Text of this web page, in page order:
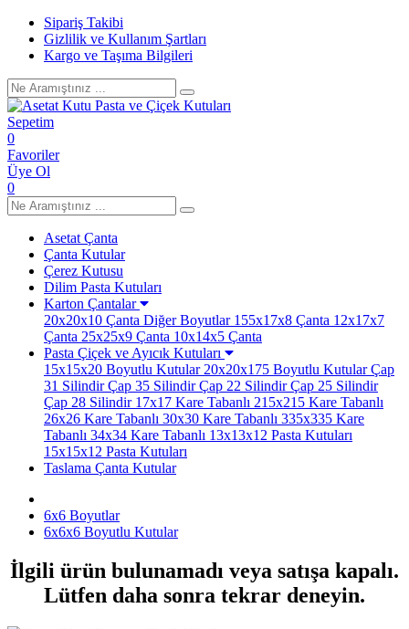
Sipariş Takibi
Gizlilik ve Kullanım Şartları
Kargo ve Taşıma Bilgileri
Sepetim
0
Favoriler
Üye Ol
0
Asetat Çanta
Çanta Kutular
Çerez Kutusu
Dilim Pasta Kutuları
Karton Çantalar
20x20x10 Çanta Diğer Boyutlar155x17x8 Çanta 12x17x7
Çanta 25x25x9 Çanta 10x14x5 Çanta
Pasta Çiçek ve Ayıcık Kutuları
15x15x20 Boyutlu Kutular20x20x175 Boyutlu KutularÇap
31 SilindirÇap 35 SilindirÇap 22 SilindirÇap 25 Silindir
Çap 28 Silindir17x17 Kare Tabanlı 215x215 Kare Tabanlı
26x26 Kare Tabanlı 30x30 Kare Tabanlı 335x335 Kare
Tabanlı 34x34 Kare Tabanlı 13x13x12 Pasta Kutuları
15x15x12 Pasta Kutuları
Taslama Çanta Kutular
6x6 Boyutlar
6x6x6 Boyutlu Kutular
İlgili ürün bulunamadı veya satışa kapalı.
Lütfen daha sonra tekrar deneyin.